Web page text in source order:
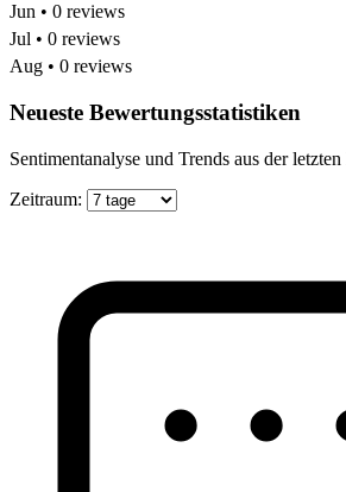
Jun • 0 reviews
Jul • 0 reviews
Aug • 0 reviews
Neueste Bewertungsstatistiken
Sentimentanalyse und Trends aus der
Zeitraum: